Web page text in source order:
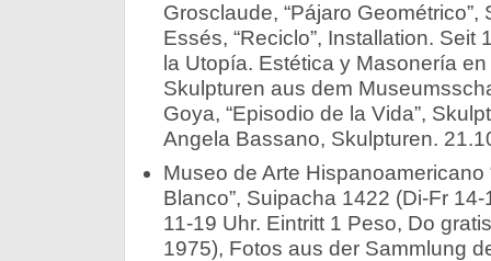
Grosclaude, “Pájaro Geométrico”,
Essés, “Reciclo”, Installation. Seit
la Utopía. Estética y Masonería
Skulpturen aus dem
Goya, “Episodio de la Vida”,
Angela Bassano, Skulpturen.
Museo de Arte Hispanoamericano
Blanco”, Suipacha 1422 (Di-Fr
11-19 Uhr. Eintritt 1 Peso, Do
1975), Fotos aus der Sammlung